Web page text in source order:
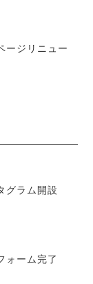
ジリニュー
ラム開設
ーム完了